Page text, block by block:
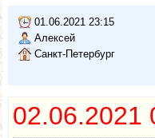
01.06.2021 23:15
Алексей
Санкт-Петербург